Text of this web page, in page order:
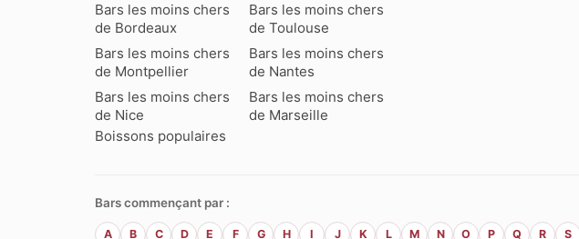
Bars les moins chers
de Bordeaux
Bars les moins chers
de Toulouse
Bars les moins chers
de Montpellier
Bars les moins chers
de Nantes
Bars les moins chers
de Nice
Bars les moins chers
de Marseille
Boissons populaires
Bars commençant par :
A B C D E F G H I J K L M N O P Q R S